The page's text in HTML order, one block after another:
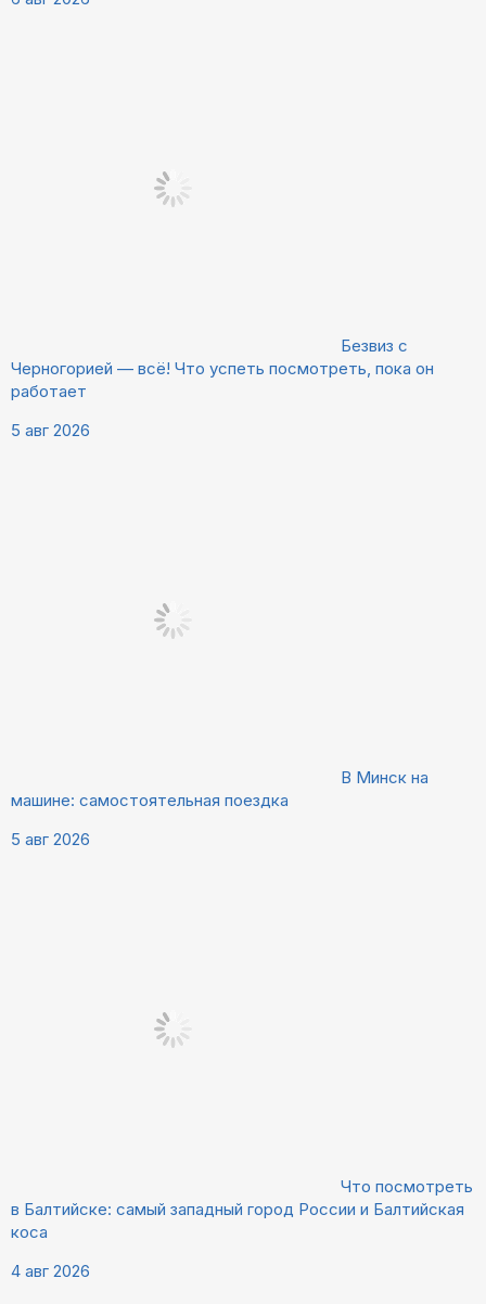
Безвиз с
Черногорией — всё! Что успеть посмотреть, пока он
работает
5 авг 2026
В Минск на
машине: самостоятельная поездка
5 авг 2026
Что посмотреть
в Балтийске: самый западный город России и Балтийская
коса
4 авг 2026